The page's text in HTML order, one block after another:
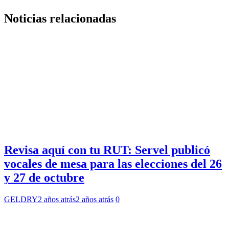
Noticias relacionadas
Revisa aquí con tu RUT: Servel publicó
vocales de mesa para las elecciones del 26
y 27 de octubre
GELDRY2 años atrás2 años atrás 0